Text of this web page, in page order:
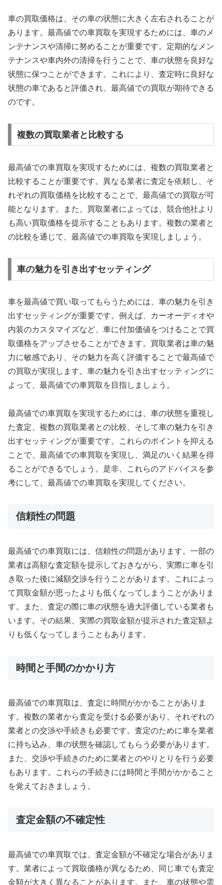
車の買取価格は、その車の状態に大きく左右されることが
あります。最高値での車買取を実現するためには、車のメ
ンテナンスや清掃に努めることが重要です。定期的なメン
テナンスや車内外の清掃を行うことで、車の状態を良好な
状態に保つことができます。これにより、査定時に良好な
状態の車であると評価され、最高値での買取が期待できる
のです。
複数の買取業者と比較する
最高値での車買取を実現するためには、複数の買取業者と
比較することが重要です。異なる業者に査定を依頼し、そ
れぞれの買取価格を比較することで、最高値での買取が可
能となります。また、買取業者によっては、競合他社より
も高い買取価格を提示することもあります。複数の業者と
の比較を通じて、最高値での車買取を実現しましょう。
車の魅力を引き出すセッティング
車を最高値で買い取ってもらうためには、車の魅力を引き
出すセッティングが重要です。例えば、カーオーディオや
内装のカスタマイズなど、車に付加価値をつけることで買
取価格をアップさせることができます。買取業者は車の魅
力に敏感であり、その魅力を高く評価することで最高値で
の買取が実現します。車の魅力を引き出すセッティングに
よって、最高値での車買取を目指しましょう。
最高値での車買取を実現するためには、車の状態を重視し
た査定、複数の買取業者との比較、そして車の魅力を引き
出すセッティングが重要です。これらのポイントを抑える
ことで、最高値での車買取を実現し、満足のいく結果を得
ることができるでしょう。是非、これらのアドバイスを参
考にして、最高値での車買取を実現してください。
信頼性の問題
最高値での車買取には、信頼性の問題があります。一部の
業者は高額な査定額を提示しておきながら、実際に車を引
き取った後に減額交渉を行うことがあります。これによっ
て買取金額が思ったよりも低くなってしまうことがありま
す。また、査定の際に車の状態を過大評価している業者も
います。その結果、実際の買取金額が提示された査定額よ
りも低くなってしまうこともあります。
時間と手間のかかり方
最高値での車買取は、査定に時間がかかることがありま
す。複数の業者から査定を受ける必要があり、それぞれの
業者との交渉や手続きも必要です。査定のために車を業者
に持ち込み、車の状態を確認してもらう必要があります。
また、交渉や手続きのために業者とのやりとりを行う必要
もあります。これらの手続きには時間と手間がかかること
を覚えておきましょう。
査定金額の不確定性
最高値での車買取では、査定金額が不確定な場合がありま
す。業者によって買取価格が異なるため、同じ車でも査定
金額が大きく異なることがあります。また、車の状態や需